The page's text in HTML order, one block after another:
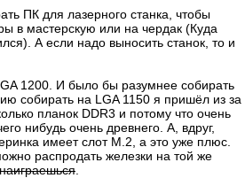
ПК для лазерного станка, чтобы
в мастерскую или на чердак (Куда
А если надо выносить станок, то и
1200. И было бы разумнее собирать
собирать на LGA 1150 я пришёл из за
планок DDR3 и потому что очень
нибудь очень древнего. А, вдруг,
имеет слот M.2, а это уже плюс.
распродать железки на той же
наиграешься